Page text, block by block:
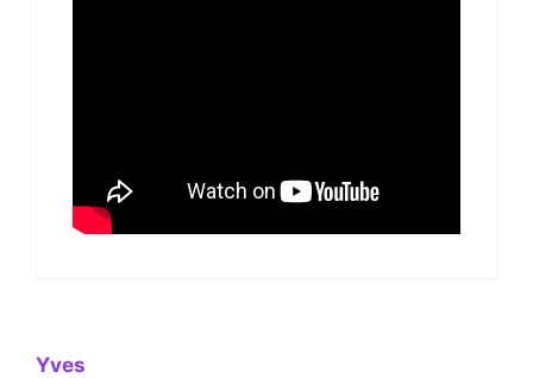
Yves